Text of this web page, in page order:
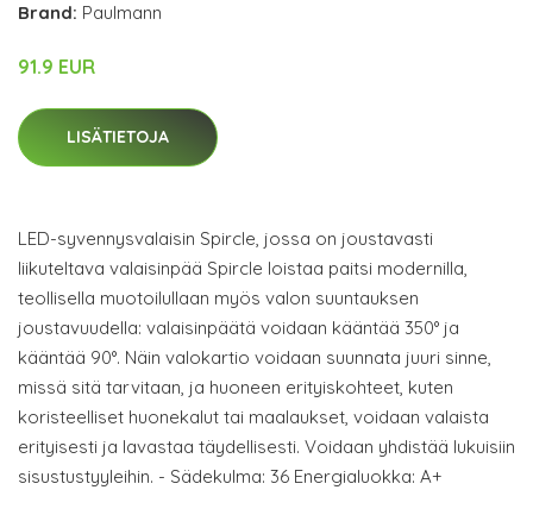
Brand: Paulmann
91.9 EUR
LISÄTIETOJA
LED-syvennysvalaisin Spircle, jossa on joustavasti
liikuteltava valaisinpää Spircle loistaa paitsi modernilla,
teollisella muotoilullaan myös valon suuntauksen
joustavuudella: valaisinpäätä voidaan kääntää 350° ja
kääntää 90°. Näin valokartio voidaan suunnata juuri sinne,
missä sitä tarvitaan, ja huoneen erityiskohteet, kuten
koristeelliset huonekalut tai maalaukset, voidaan valaista
erityisesti ja lavastaa täydellisesti. Voidaan yhdistää lukuisiin
sisustustyyleihin. - Sädekulma: 36 Energialuokka: A+